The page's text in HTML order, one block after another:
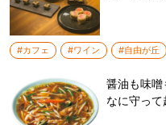
ま尽くし”
#カフェ #ワイン #自由が丘
醤油も味噌
なに守って